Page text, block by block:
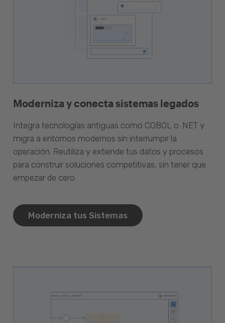
Moderniza y conecta sistemas legados
Integra tecnologías antiguas como COBOL o .NET y
migra a entornos modernos sin interrumpir la
operación. Reutiliza y extiende tus datos y procesos
para construir soluciones competitivas, sin tener que
empezar de cero.
Moderniza tus Sistemas